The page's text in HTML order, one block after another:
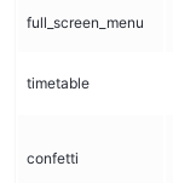
full_screen_menu
timetable
confetti